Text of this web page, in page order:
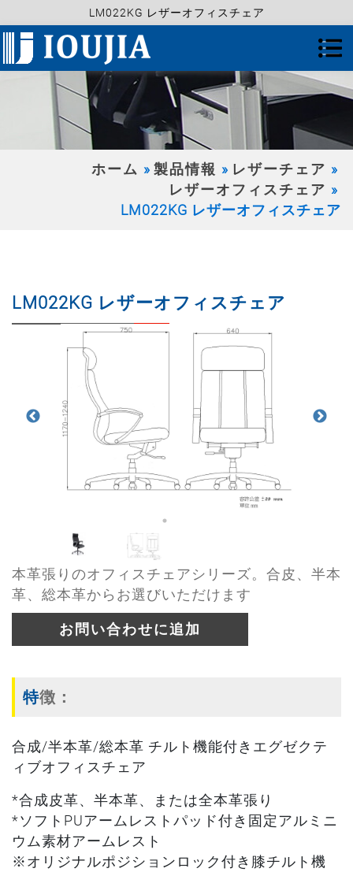
LM022KG レザーオフィスチェア
ホーム 製品情報
レザーチェア
レザーオフィスチェア
LM022KG レザーオフィスチェア
LM022KG レザーオフィスチェア
本革張りのオフィスチェアシリーズ。合皮、半本
革、総本革からお選びいただけます
お問い合わせに追加
特徴：
合成/半本革/総本革 チルト機能付きエグゼクテ
ィブオフィスチェア
*合成皮革、半本革、または全本革張り
*ソフトPUアームレストパッド付き固定アルミニ
ウム素材アームレスト
※オリジナルポジションロック付き膝チルト機